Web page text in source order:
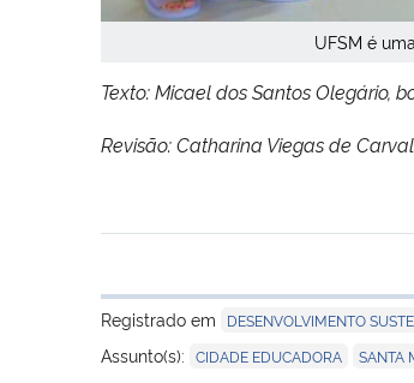
UFSM é
Texto: Micael dos Santos Olegário,
Revisão: Catharina Viegas de
Registrado em
DESENVOLVIMENTO
Assunto(s): CIDADE EDUCADORA SANTA